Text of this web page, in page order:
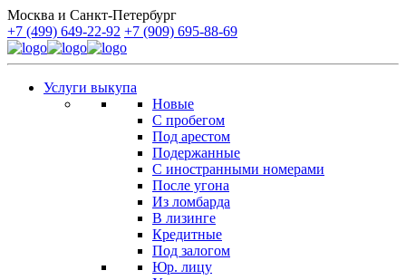
Москва и Санкт-Петербург
+7 (499) 649-22-92 +7 (909) 695-88-69
Услуги выкупа
Новые
С пробегом
Под арестом
Подержанные
С иностранными номерами
После угона
Из ломбарда
В лизинге
Кредитные
Под залогом
Юр. лицу